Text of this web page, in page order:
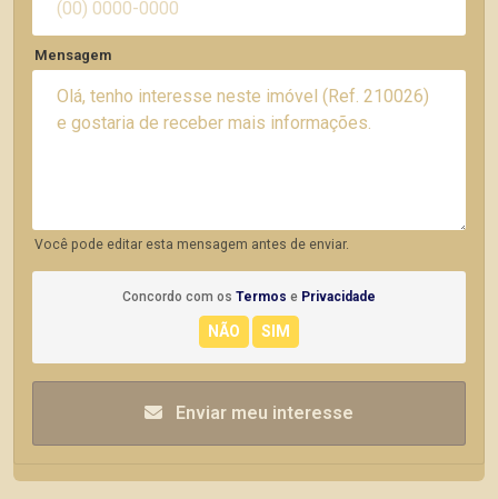
Mensagem
Você pode editar esta mensagem antes de enviar.
Concordo com os Termos e Privacidade
Enviar meu interesse